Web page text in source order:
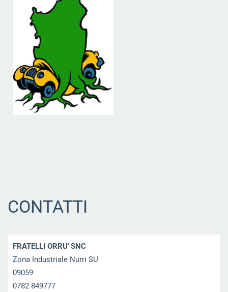
CONTATTI
FRATELLI ORRU' SNC
Zona Industriale Nurri SU
09059
0782 849777